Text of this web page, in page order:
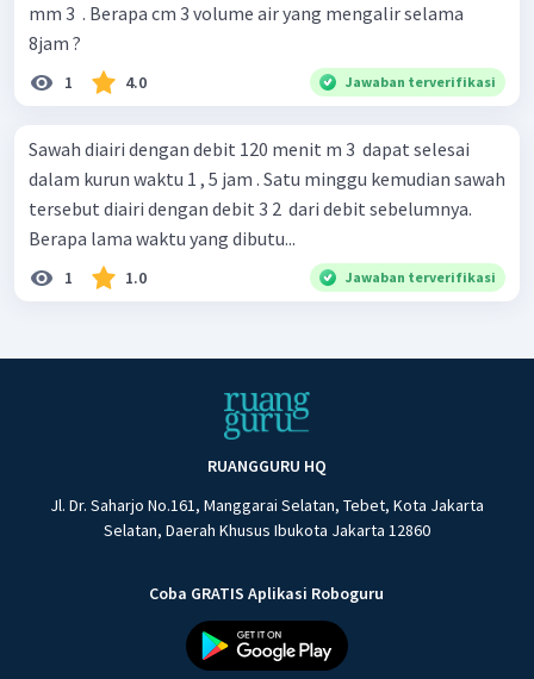
mm 3 ​ . Berapa cm 3 volume air yang mengalir selama
8jam ?
1 4.0 Jawaban terverifikasi
Sawah diairi dengan debit 120 menit m 3 ​ dapat selesai
dalam kurun waktu 1 , 5 jam . Satu minggu kemudian sawah
tersebut diairi dengan debit 3 2 ​ dari debit sebelumnya.
Berapa lama waktu yang dibutu...
1 1.0 Jawaban terverifikasi
RUANGGURU HQ
Jl. Dr. Saharjo No.161, Manggarai Selatan, Tebet, Kota Jakarta
Selatan, Daerah Khusus Ibukota Jakarta 12860
Coba GRATIS Aplikasi Roboguru